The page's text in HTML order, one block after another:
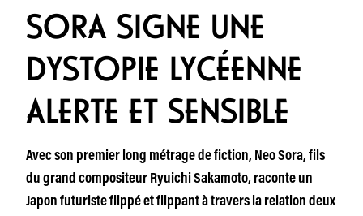
SORA SIGNE UNE
DYSTOPIE LYCÉENNE
ALERTE ET SENSIBLE
Avec son premier long métrage de fiction, Neo Sora, fils
du grand compositeur Ryuichi Sakamoto, raconte un
Japon futuriste flippé et flippant à travers la relation deux